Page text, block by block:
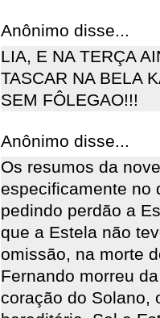
Anônimo disse...
LIA, E NA TERÇA
TASCAR NA BELA
SEM FÔLEGAO!!!
Anônimo disse...
Os resumos da
especificamente no
pedindo perdão a
que a Estela não
omissão, na morte
Fernando morreu
coração do Solano,